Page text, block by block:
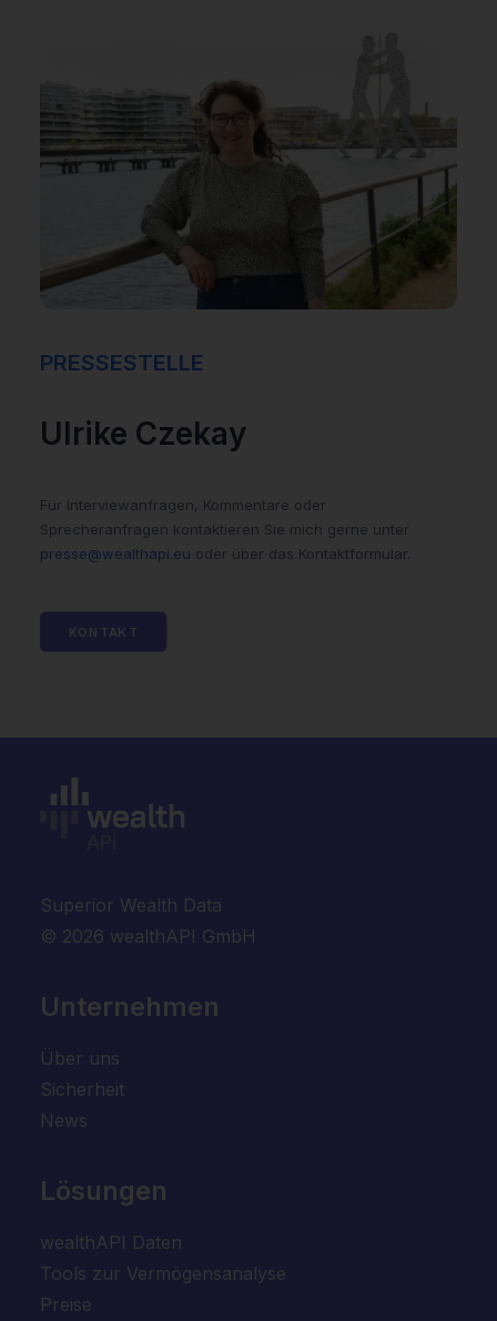
PRESSESTELLE
Ulrike Czekay
Für Interviewanfragen, Kommentare oder
Sprecheranfragen kontaktieren Sie mich gerne unter
presse@wealthapi.eu oder über das Kontaktformular.
KONTAKT
Superior Wealth Data
© 2026 wealthAPI GmbH
Unternehmen
Über uns
Sicherheit
News
Lösungen
wealthAPI Daten
Tools zur Vermögensanalyse
Preise